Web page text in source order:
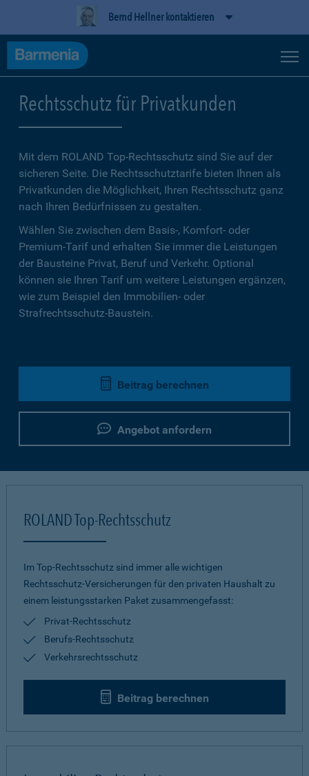
Bernd Hellner kontaktieren
Rechtsschutz für Privatkunden
Mit dem ROLAND Top-Rechtsschutz sind Sie auf der
sicheren Seite. Die Rechtsschutztarife bieten Ihnen als
Privatkunden die Möglichkeit, Ihren Rechtsschutz ganz
nach Ihren Bedürfnissen zu gestalten.
Wählen Sie zwischen dem Basis-, Komfort- oder
Premium-Tarif und erhalten Sie immer die Leistungen
der Bausteine Privat, Beruf und Verkehr. Optional
können sie Ihren Tarif um weitere Leistungen ergänzen,
wie zum Beispiel den Immobilien- oder
Strafrechtsschutz-Baustein.
Beitrag berechnen
Angebot anfordern
ROLAND Top-Rechtsschutz
Im Top-Rechtsschutz sind immer alle wichtigen
Rechtsschutz-Versicherungen für den privaten Haushalt zu
einem leistungsstarken Paket zusammengefasst:
Privat-Rechtsschutz
Berufs-Rechtsschutz
Verkehrsrechtsschutz
Beitrag berechnen